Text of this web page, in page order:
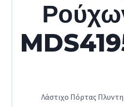
Λάστιχο Πόρτας